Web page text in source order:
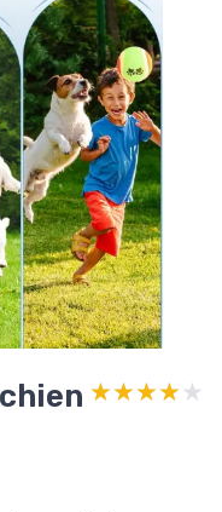
★★★★★
★★★★★